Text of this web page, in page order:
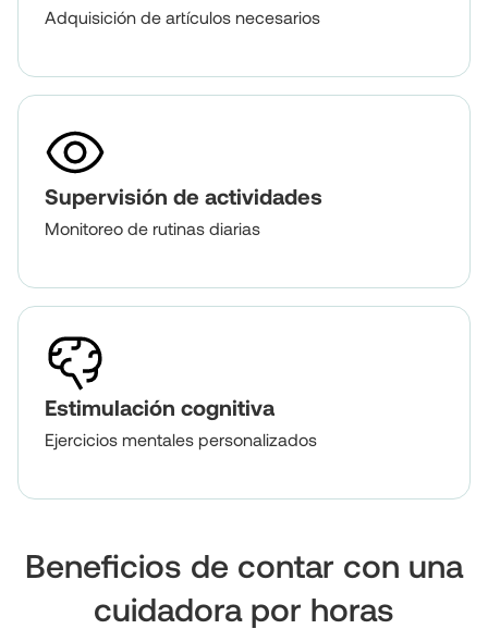
Adquisición de artículos necesarios
Supervisión de actividades
Monitoreo de rutinas diarias
Estimulación cognitiva
Ejercicios mentales personalizados
Beneficios de contar con una
cuidadora por horas